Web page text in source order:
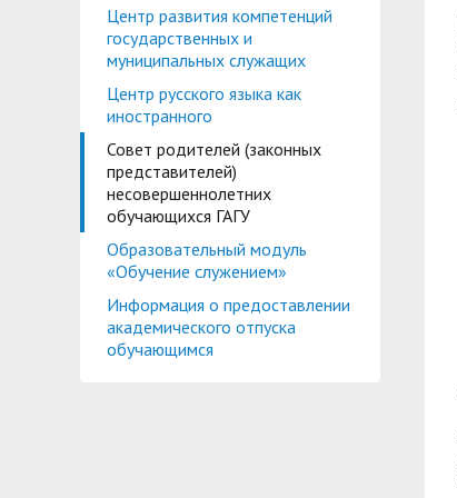
Центр развития компетенций
государственных и
муниципальных служащих
Центр русского языка как
иностранного
Совет родителей (законных
представителей)
несовершеннолетних
обучающихся ГАГУ
Образовательный модуль
«Обучение служением»
Информация о предоставлении
академического отпуска
обучающимся